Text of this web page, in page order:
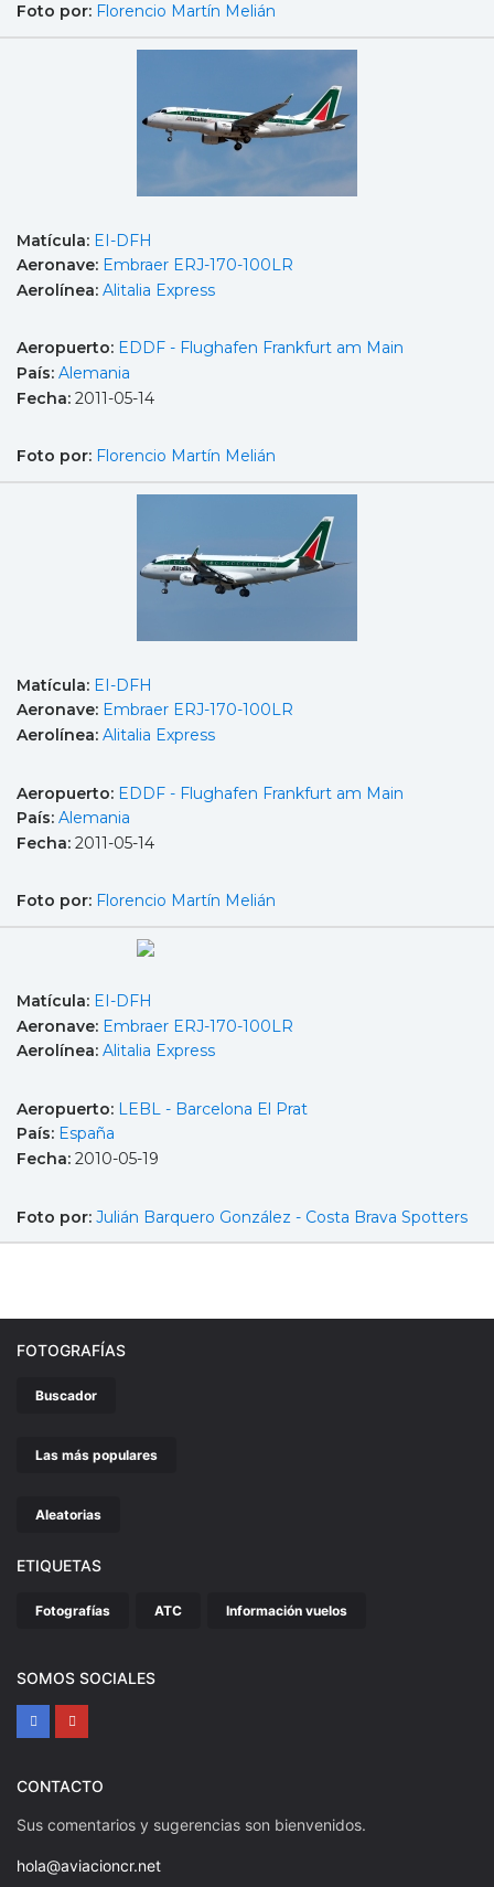
Foto por: Florencio Martín Melián
Matícula: EI-DFH
Aeronave: Embraer ERJ-170-100LR
Aerolínea: Alitalia Express
Aeropuerto: EDDF - Flughafen Frankfurt am Main
País: Alemania
Fecha: 2011-05-14
Foto por: Florencio Martín Melián
Matícula: EI-DFH
Aeronave: Embraer ERJ-170-100LR
Aerolínea: Alitalia Express
Aeropuerto: EDDF - Flughafen Frankfurt am Main
País: Alemania
Fecha: 2011-05-14
Foto por: Florencio Martín Melián
Matícula: EI-DFH
Aeronave: Embraer ERJ-170-100LR
Aerolínea: Alitalia Express
Aeropuerto: LEBL - Barcelona El Prat
País: España
Fecha: 2010-05-19
Foto por: Julián Barquero González - Costa Brava Spotters
FOTOGRAFÍAS
Buscador
Las más populares
Aleatorias
ETIQUETAS
Fotografías ATC Información vuelos
SOMOS SOCIALES
CONTACTO
Sus comentarios y sugerencias son bienvenidos.
hola@aviacioncr.net